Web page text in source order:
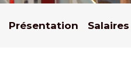
Présentation